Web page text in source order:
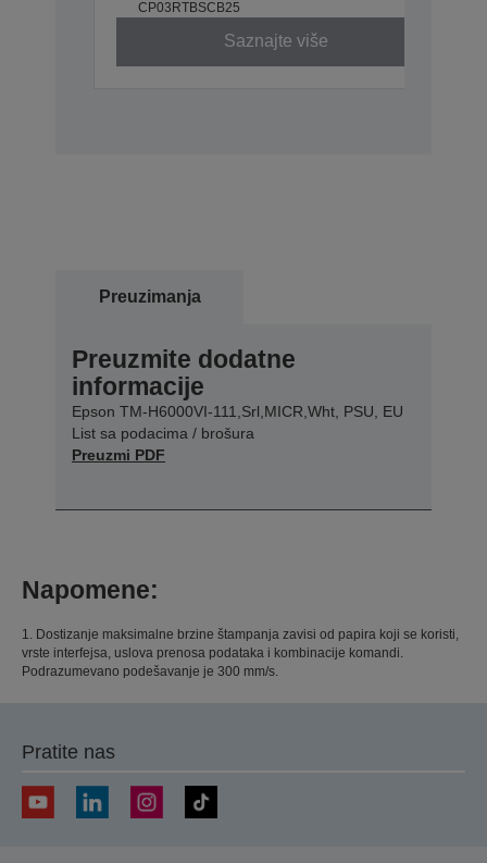
CP03RTBSCB25
Saznajte više
Preuzimanja
Preuzmite dodatne
informacije
Epson TM-H6000VI-111,Srl,MICR,Wht, PSU, EU
List sa podacima / brošura
Preuzmi PDF
Napomene:
1. Dostizanje maksimalne brzine štampanja zavisi od papira koji se koristi,
vrste interfejsa, uslova prenosa podataka i kombinacije komandi.
Podrazumevano podešavanje je 300 mm/s.
Pratite nas